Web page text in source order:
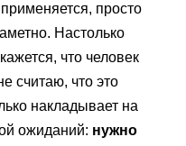
просто
Настолько
что человек
считаю, что это
накладывает на
ожиданий: нужно